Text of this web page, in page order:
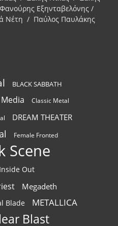
Εξηνταβελόνης /
Νέτη / Παύλος Παυλάκης
BLACK SABBATH
Classic Metal
DREAM THEATER
Female Fronted
Scene
Inside Out
Megadeth
Blade METALLICA
Blast